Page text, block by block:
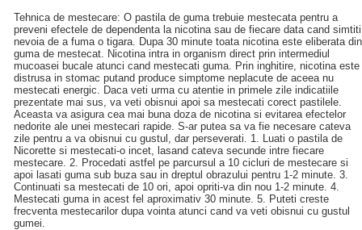
Tehnica de mestecare: O pastila de guma trebuie mestecata pentru a
preveni efectele de dependenta la nicotina sau de fiecare data cand simtiti
nevoia de a fuma o tigara. Dupa 30 minute toata nicotina este eliberata din
guma de mestecat. Nicotina intra in organism direct prin intermediul
mucoasei bucale atunci cand mestecati guma. Prin inghitire, nicotina este
distrusa in stomac putand produce simptome neplacute de aceea nu
mestecati energic. Daca veti urma cu atentie in primele zile indicatiile
prezentate mai sus, va veti obisnui apoi sa mestecati corect pastilele.
Aceasta va asigura cea mai buna doza de nicotina si evitarea efectelor
nedorite ale unei mestecari rapide. S-ar putea sa va fie necesare cateva
zile pentru a va obisnui cu gustul, dar perseverati. 1. Luati o pastila de
Nicorette si mestecati-o incet, lasand cateva secunde intre fiecare
mestecare. 2. Procedati astfel pe parcursul a 10 cicluri de mestecare si
apoi lasati guma sub buza sau in dreptul obrazului pentru 1-2 minute. 3.
Continuati sa mestecati de 10 ori, apoi opriti-va din nou 1-2 minute. 4.
Mestecati guma in acest fel aproximativ 30 minute. 5. Puteti creste
frecventa mestecarilor dupa vointa atunci cand va veti obisnui cu gustul
gumei.